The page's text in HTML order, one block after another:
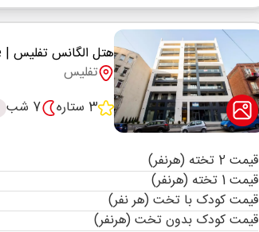
هتل الگانس تفلیس | elegance
تفلیس
3 ستاره
7 شب
قیمت 2 تخته (هرنفر)
قیمت 1 تخته (هرنفر)
قیمت کودک با تخت (هر نفر)
قیمت کودک بدون تخت (هرنفر)